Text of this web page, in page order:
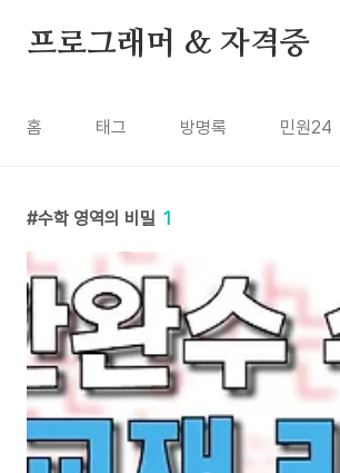
프로그래머 & 자격증
홈 태그 방명록 민원24
수학 영역의 비밀 1